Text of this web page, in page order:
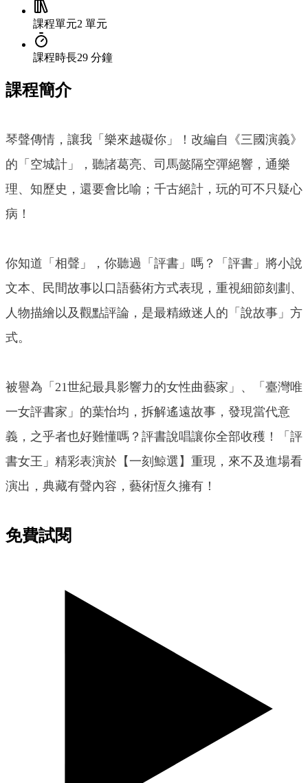
課程單元2 單元
課程時長29 分鐘
課程簡介
琴聲傳情，讓我「樂來越礙你」！改編自《三國演義》
的「空城計」，聽諸葛亮、司馬懿隔空彈絕響，通樂
理、知歷史，還要會比喻；千古絕計，玩的可不只疑心
病！
你知道「相聲」，你聽過「評書」嗎？「評書」將小說
文本、民間故事以口語藝術方式表現，重視細節刻劃、
人物描繪以及觀點評論，是最精緻迷人的「說故事」方
式。
被譽為「21世紀最具影響力的女性曲藝家」、「臺灣唯
一女評書家」的葉怡均，拆解遙遠故事，發現當代意
義，之乎者也好難懂嗎？評書說唱讓你全部收穫！「評
書女王」精彩表演於【一刻鯨選】重現，來不及進場看
演出，典藏有聲內容，藝術恆久擁有！
免費試閱